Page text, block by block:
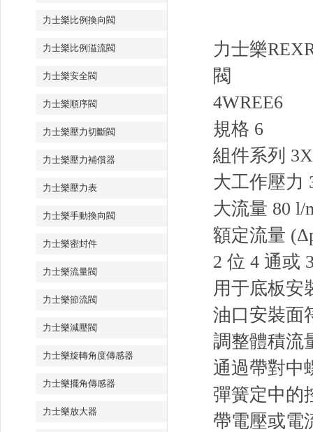
力士樂比例換向閥
力士樂比例溢流閥
力士樂安全閥
力士樂順序閥
力士樂壓力切斷閥
力士樂壓力補償器
力士樂壓力表
力士樂手動換向閥
力士樂密封件
力士樂流量閥
力士樂節流閥
力士樂減壓閥
力士樂旋轉角度傳感器
力士樂擺角傳感器
力士樂放大器
力士樂
閥
4WREE6
規格 6
組件系列 3X
大工作壓力
大流量 80 l/
額定流量
2 位 4 通或
用于底板安
油口安裝面
調整體積流
通過帶對中
彈簧定中的
帶電壓或電